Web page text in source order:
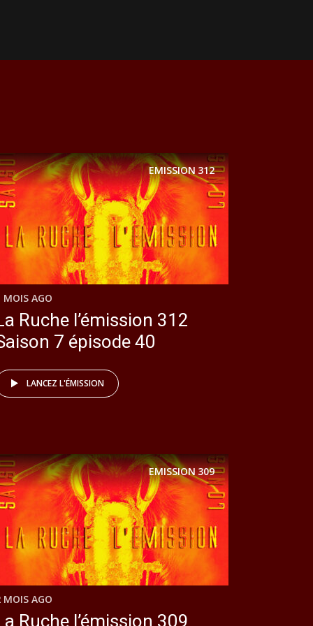
EMISSION312
MOIS AGO
Ruche l’émission 312
7 épisode 40
LANCEZ L'ÉMISSION
EMISSION309
MOIS AGO
Ruche l’émission 309